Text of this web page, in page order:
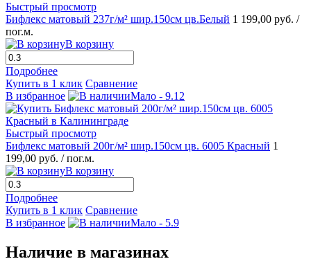
Быстрый просмотр
Бифлекс матовый 237г/м² шир.150см цв.Белый 1 199,00 руб. /
пог.м.
В корзину
Подробнее
Купить в 1 клик Сравнение
В избранное
Мало - 9.12
Быстрый просмотр
Бифлекс матовый 200г/м² шир.150см цв. 6005 Красный 1
199,00 руб. / пог.м.
В корзину
Подробнее
Купить в 1 клик Сравнение
В избранное
Мало - 5.9
Наличие в магазинах